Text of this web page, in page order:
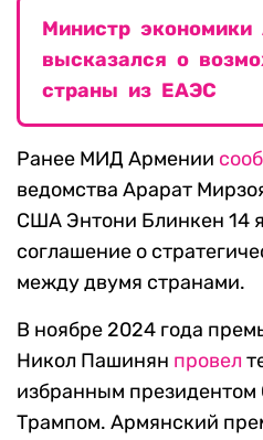
Министр экономики
высказался о
страны из ЕАЭС
Ранее МИД Армении
ведомства Арарат
США Энтони Блинкен 14
соглашение о
между двумя странами.
В ноябре 2024 года
Никол Пашинян провел
избранным
Трампом. Армянский